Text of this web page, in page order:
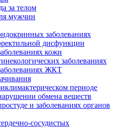
за телом
мужчин
заболеваниях
дисфункции
кожи
заболеваниях
ЖКТ
периоде
обмена веществ
и заболеваниях органов
сосудистых